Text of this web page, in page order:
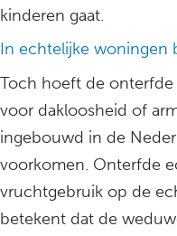
kinderen gaat.
In echtelijke woningen
Toch hoeft de
voor dakloosheid of
ingebouwd in de
voorkomen. Onterfde
vruchtgebruik op de
betekent dat de